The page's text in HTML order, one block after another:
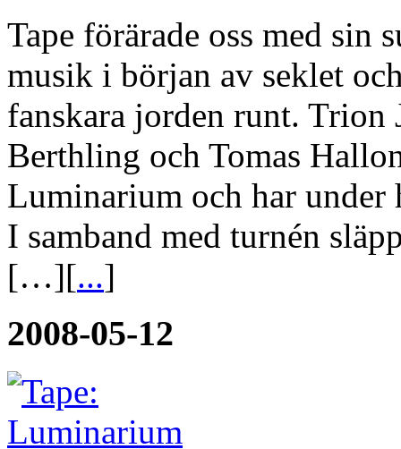
Tape förärade oss med sin
musik i början av seklet
fanskara jorden runt. Trion
Berthling och Tomas
Luminarium och har under
I samband med turnén
[…][...]
2008-05-12